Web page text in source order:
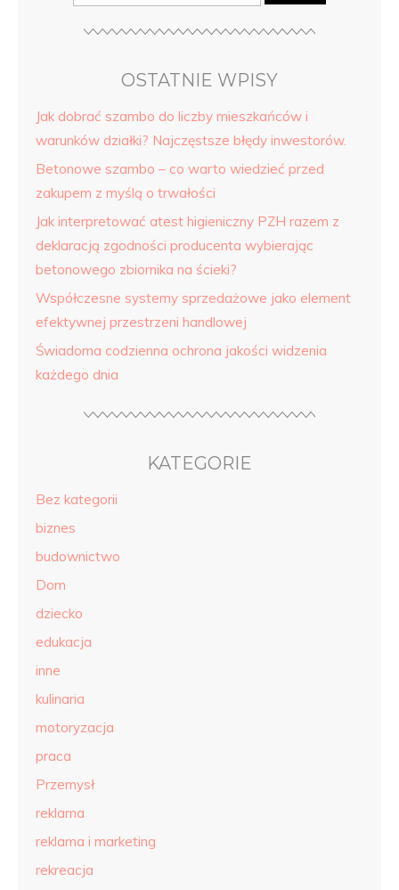
OSTATNIE WPISY
Jak dobrać szambo do liczby mieszkańców i
warunków działki? Najczęstsze błędy inwestorów.
Betonowe szambo – co warto wiedzieć przed
zakupem z myślą o trwałości
Jak interpretować atest higieniczny PZH razem z
deklaracją zgodności producenta wybierając
betonowego zbiornika na ścieki?
Współczesne systemy sprzedażowe jako element
efektywnej przestrzeni handlowej
Świadoma codzienna ochrona jakości widzenia
każdego dnia
KATEGORIE
Bez kategorii
biznes
budownictwo
Dom
dziecko
edukacja
inne
kulinaria
motoryzacja
praca
Przemysł
reklama
reklama i marketing
rekreacja